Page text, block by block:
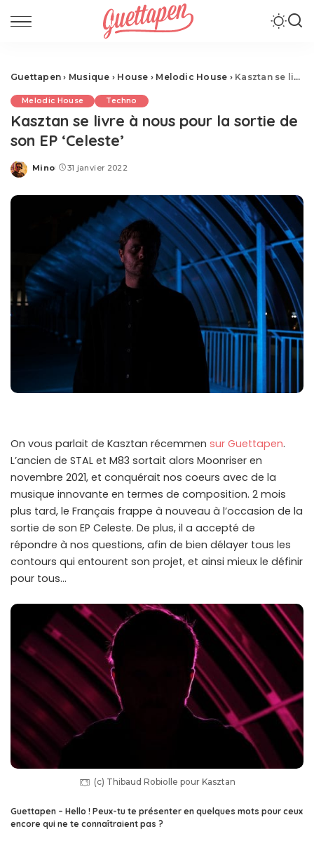
Guettapen › Musique › House › Melodic House › Kasztan se livre à nous pour la sortie de son EP ‘Celeste’
Melodic House Techno
Kasztan se livre à nous pour la sortie de
son EP ‘Celeste’
Posted
Mino 31 janvier 2022
On vous parlait de Kasztan récemmen sur Guettapen.
L’ancien de STAL et M83 sortait alors Moonriser en
novembre 2021, et conquérait nos coeurs avec de la
musique innovante en termes de composition. 2 mois
plus tard, le Français frappe à nouveau à l’occasion de la
sortie de son EP Celeste. De plus, il a accepté de
répondre à nos questions, afin de bien délayer tous les
contours qui entourent son projet, et ainsi mieux le définir
pour tous…
(c) Thibaud Robiolle pour Kasztan
Guettapen – Hello ! Peux-tu te présenter en quelques mots pour ceux
encore qui ne te connaîtraient pas ?